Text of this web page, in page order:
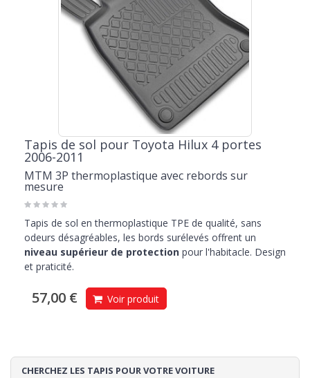
Tapis de sol pour Toyota Hilux 4 portes
2006-2011
MTM 3P thermoplastique avec rebords sur
mesure
Tapis de sol en thermoplastique TPE de qualité, sans
odeurs désagréables, les bords surélevés offrent un
niveau supérieur de protection pour l'habitacle. Design
et praticité.
57,00 € Voir produit
CHERCHEZ LES TAPIS POUR VOTRE VOITURE